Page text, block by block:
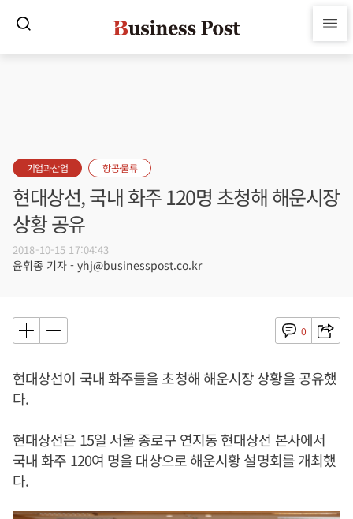
기업과산업 항공·물류
현대상선, 국내 화주 120명 초청해 해운시장
상황 공유
2018-10-15 17:04:43
윤휘종 기자 - yhj@businesspost.co.kr
0
현대상선이 국내 화주들을 초청해 해운시장 상황을 공유했
다.
현대상선은 15일 서울 종로구 연지동 현대상선 본사에서
국내 화주 120여 명을 대상으로 해운시황 설명회를 개최했
다.